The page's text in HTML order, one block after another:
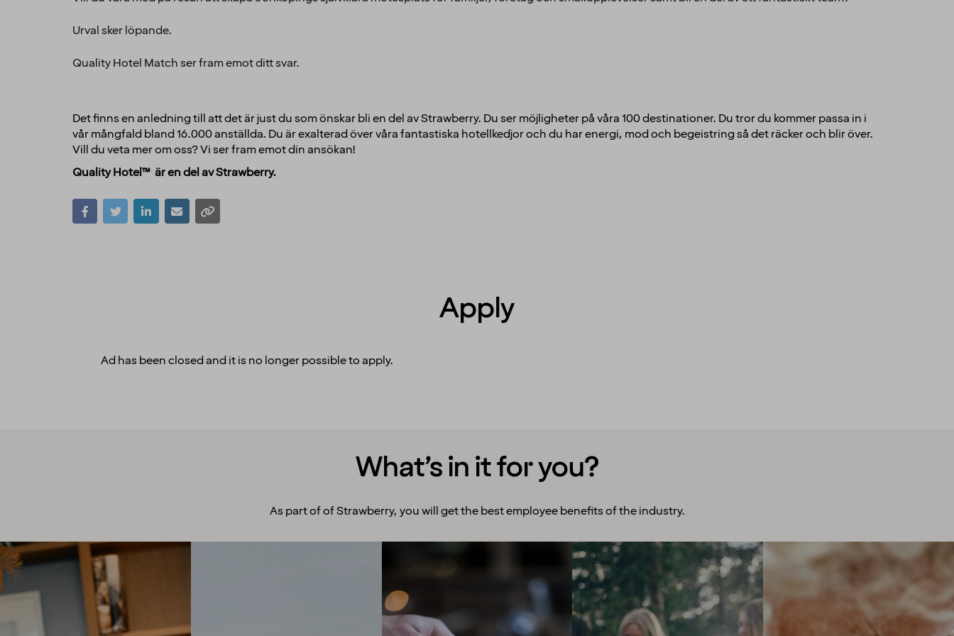
Urval sker löpande.
Quality Hotel Match ser fram emot ditt svar.
Det finns en anledning till att det är just du som önskar bli en del av Strawberry. Du ser möjligheter på våra 100 destinationer. Du tror du kommer passa in i
vår mångfald bland 16.000 anställda. Du är exalterad över våra fantastiska hotellkedjor och du har energi, mod och begeistring så det räcker och blir över.
Vill du veta mer om oss? Vi ser fram emot din ansökan!
Quality Hotel™ är en del av Strawberry.
Apply
Ad has been closed and it is no longer possible to apply.
What’s in it for you?
As part of of Strawberry, you will get the best employee benefits of the industry.
A culture to